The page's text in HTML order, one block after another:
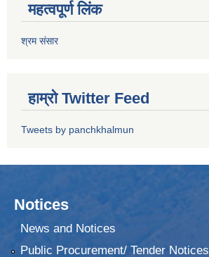
महत्वपूर्ण लिंक
श्रम संसार
हाम्रो Twitter Feed
Tweets by panchkhalmun
Notices
News and Notices
Public Procurement/ Tender Notices